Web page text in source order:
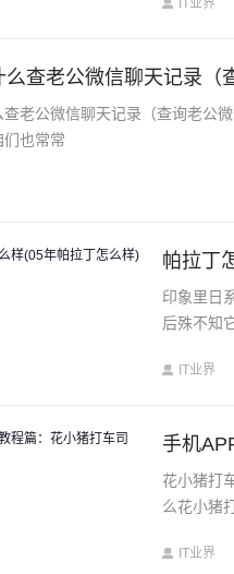
么查老公微信聊天记录（
查老公微信聊天记录（查询老公
也常常
帕拉丁
印象里日
后殊不知
IT业界
手机
花小猪打
么花小猪
IT业界